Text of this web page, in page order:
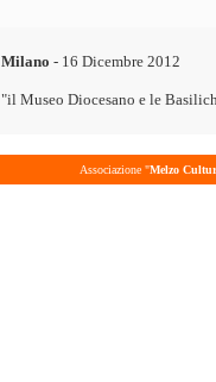
Milano - 16 Dicembre 2012
"il Museo Diocesano e le
Associazione "Melzo